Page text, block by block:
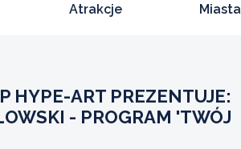
Atrakcje Miasta
HYPE-ART PREZENTUJE:
- PROGRAM 'TWÓJ